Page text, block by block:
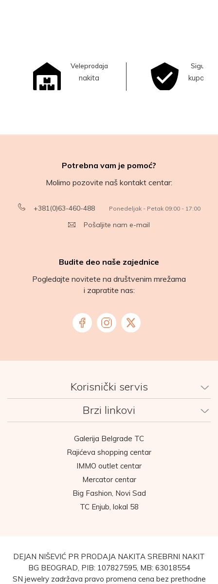
Veleprodaja
nakita
Sigurna
kupovina
Potrebna vam je pomoć?
Molimo pozovite naš kontakt centar:
+381(0)63-460-488 Ponedeljak - Petak 09:00 - 17:00
Pošaljite nam e-mail
Budite deo naše zajednice
Pogledajte novitete na društvenim mrežama
i zapratite nas:
Korisnički servis
Brzi linkovi
Galerija Belgrade TC
Rajićeva shopping centar
IMMO outlet centar
Mercator centar
Big Fashion, Novi Sad
TC Enjub, lokal 58
DEJAN NIŠEVIĆ PR PRODAJA NAKITA SREBRNI NAKIT
BG BEOGRAD, PIB: 107827595, MB: 63018554
SN jewelry zadržava pravo promena cena bez prethodne